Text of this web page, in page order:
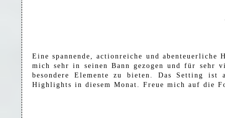
Eine spannende, actionreiche und
mich sehr in seinen Bann gezogen und für
besondere Elemente zu bieten. Das Setting ist
Highlights in diesem Monat. Freue mich auf die